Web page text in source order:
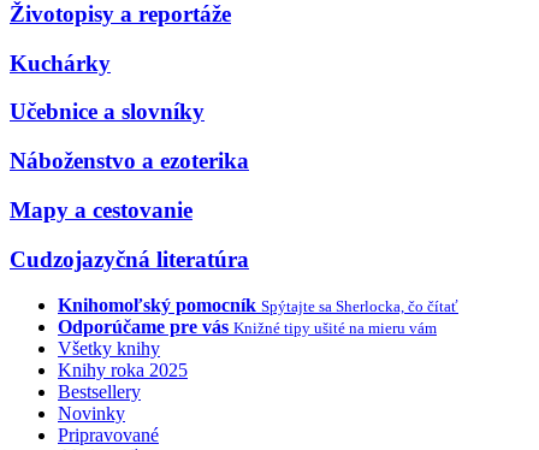
Životopisy a reportáže
Kuchárky
Učebnice a slovníky
Náboženstvo a ezoterika
Mapy a cestovanie
Cudzojazyčná literatúra
Knihomoľský pomocník Spýtajte sa Sherlocka, čo čítať
Odporúčame pre vás Knižné tipy ušité na mieru vám
Všetky knihy
Knihy roka 2025
Bestsellery
Novinky
Pripravované